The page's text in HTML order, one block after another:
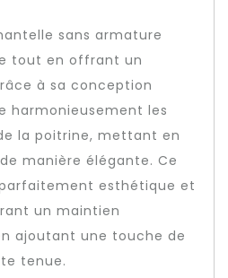
sans armature
tout en offrant un
à sa conception
harmonieusement les
la poitrine, mettant en
manière élégante. Ce
esthétique et
un maintien
ajoutant une touche de
tenue.